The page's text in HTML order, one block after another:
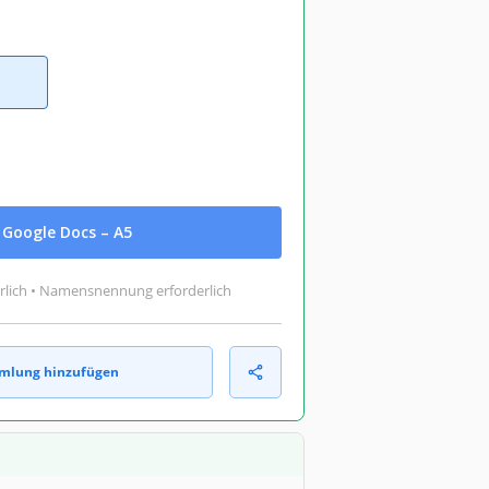
Google Docs – A5
• Namensnennung erforderlich
hinzufügen